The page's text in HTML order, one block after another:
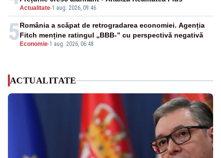
Actualitate-1 aug. 2026, 09:46
5 Economie-1 aug. 2026, 06:48
România a scăpat de retrogradarea economiei. Agenția
Fitch menține ratingul „BBB-” cu perspectivă negativă
ACTUALITATE